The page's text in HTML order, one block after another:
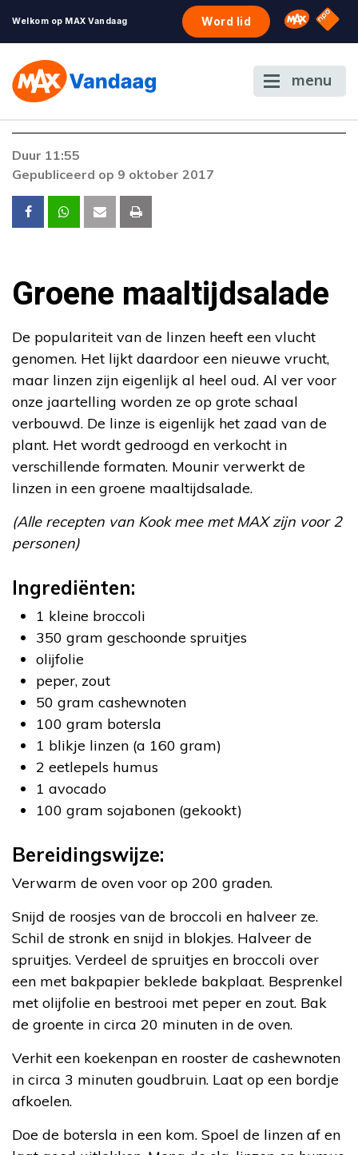
Welkom op MAX Vandaag Word lid Omroep
NPO
menu
De gewenste stream is op dit moment niet
voordoen, neem dan contact op met onze
klantenservice.
Duur 11:55
Gepubliceerd op 9 oktober 2017
Groene maaltijdsalade
De populariteit van de linzen heeft een vlucht
genomen. Het lijkt daardoor een nieuwe vrucht,
maar linzen zijn eigenlijk al heel oud. Al ver voor
onze jaartelling worden ze op grote schaal
verbouwd. De linze is eigenlijk het zaad van de
plant. Het wordt gedroogd en verkocht in
verschillende formaten. Mounir verwerkt de
linzen in een groene maaltijdsalade.
(Alle recepten van Kook mee met MAX zijn voor 2
personen)
Ingrediënten:
1 kleine broccoli
350 gram geschoonde spruitjes
olijfolie
peper, zout
50 gram cashewnoten
100 gram botersla
1 blikje linzen (a 160 gram)
2 eetlepels humus
1 avocado
100 gram sojabonen (gekookt)
Bereidingswijze:
Verwarm de oven voor op 200 graden.
Snijd de roosjes van de broccoli en halveer ze.
Schil de stronk en snijd in blokjes. Halveer de
spruitjes. Verdeel de spruitjes en broccoli over
een met bakpapier beklede bakplaat. Besprenkel
met olijfolie en bestrooi met peper en zout. Bak
de groente in circa 20 minuten in de oven.
Verhit een koekenpan en rooster de cashewnoten
in circa 3 minuten goudbruin. Laat op een bordje
afkoelen.
Doe de botersla in een kom. Spoel de linzen af en